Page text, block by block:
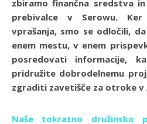
zbiramo finančna sredstva
prebivalce v Serowu.
vprašanja, smo se odločili,
enem mestu, v enem
posredovati informacije,
pridružite dobrodelnemu
zgraditi zavetišče za otroke v
Naše tokratno družinsko